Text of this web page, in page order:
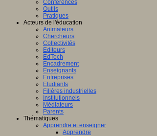
Conférences
Outils
Pratiques
Acteurs de l'éducation
Animateurs
Chercheurs
Collectivités
Editeurs
EdTech
Encadrement
Enseignants
Entreprises
Etudiants
Filières industrielles
Institutionnels
Médiateurs
Parents
Thématiques
Apprendre et enseigner
Apprendre